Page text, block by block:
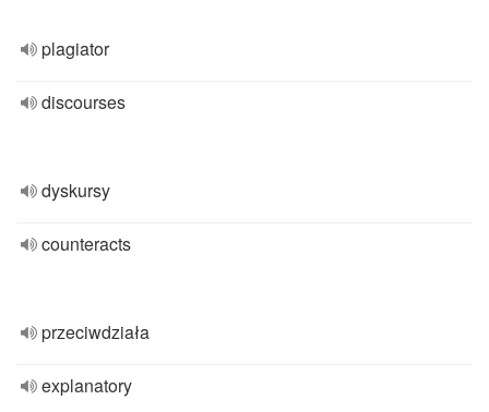
plagiator
discourses
dyskursy
counteracts
przeciwdziała
explanatory